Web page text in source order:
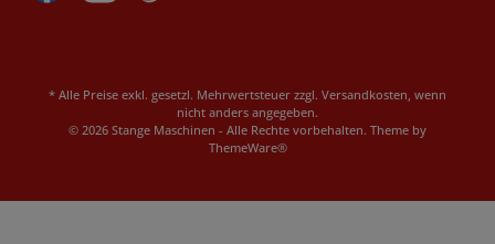
* Alle Preise exkl. gesetzl. Mehrwertsteuer zzgl. Versandkosten, wenn
nicht anders angegeben.
© 2026 Stange Maschinen - Alle Rechte vorbehalten. Theme by
ThemeWare®